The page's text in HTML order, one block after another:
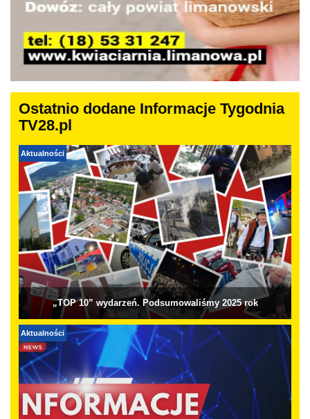
Ostatnio dodane Informacje Tygodnia
TV28.pl
Aktualności
„TOP 10” wydarzeń. Podsumowaliśmy 2025 rok
Aktualności